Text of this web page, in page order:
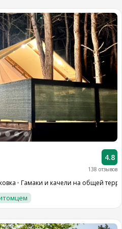
138 отзывов
4.8
Гамаки и качели на общей